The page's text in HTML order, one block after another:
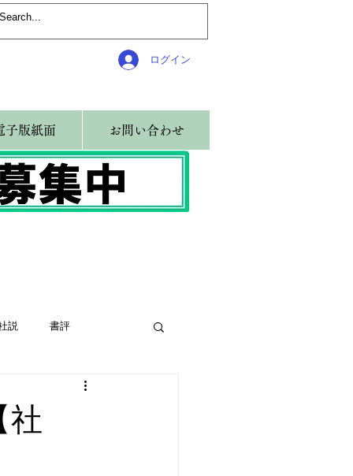
ログイン
子版紙面 お問い合わせ
説 書評
社